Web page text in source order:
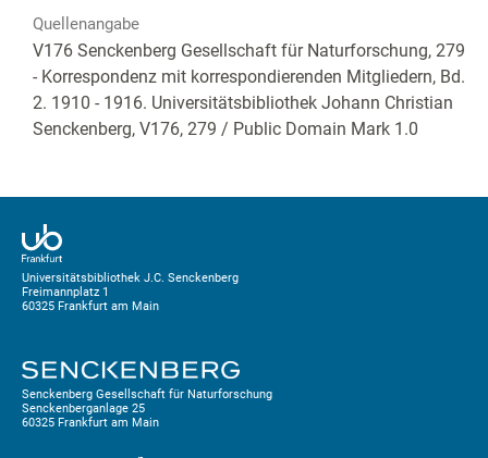
Quellenangabe
V176 Senckenberg Gesellschaft für Naturforschung, 279
- Korrespondenz mit korrespondierenden Mitgliedern, Bd.
2. 1910 - 1916. Universitätsbibliothek Johann Christian
Senckenberg, V176, 279 / Public Domain Mark 1.0
Universitätsbibliothek J.C. Senckenberg
Freimannplatz 1
60325 Frankfurt am Main
Senckenberg Gesellschaft für Naturforschung
Senckenberganlage 25
60325 Frankfurt am Main